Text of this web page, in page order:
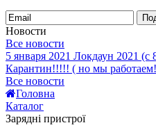
Новости
Все новости
5 января 2021 Локдаун 2021 (с
Карантин!!!!! ( но мы
Все новости
Головна
Каталог
Зарядні пристрої